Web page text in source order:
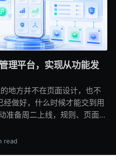
理平台，实现从功能发
地方并不在页面设计，也不
经做好，什么时候才能交到用
一个版本要到月底才能发布。
次；上线当天，合作方又临
read